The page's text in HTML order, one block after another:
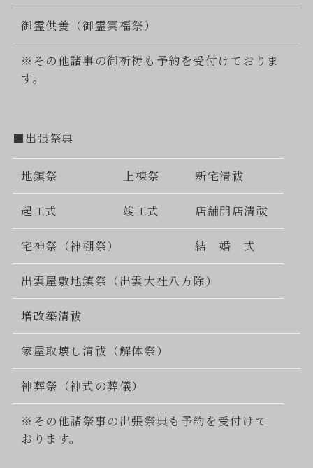
御霊供養（御霊冥福祭）
※その他諸事の御祈祷も予約を受付けておりま
す。
■出張祭典
地鎮祭 上棟祭 新宅清祓
起工式 竣工式 店舗開店清祓
宅神祭（神棚祭） 結 婚 式
出雲屋敷地鎮祭（出雲大社八方除）
増改築清祓
家屋取壊し清祓（解体祭）
神葬祭（神式の葬儀）
※その他諸祭事の出張祭典も予約を受付けて
おります。